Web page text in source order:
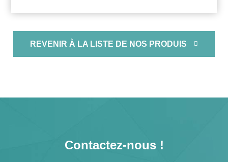
REVENIR À LA LISTE DE NOS PRODUIS
Contactez-nous !